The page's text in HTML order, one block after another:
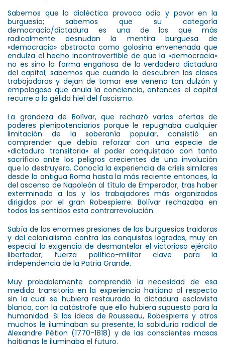
Sabemos que la dialéctica provoca odio y pavor en la
burguesía; sabemos que su categoría
democracia/dictadura es una de las que más
radicalmente desnudan la mentira burguesa de
«democracia» abstracta como golosina envenenada que
endulza el hecho incontrovertible de que la «democracia»
no es sino la forma engañosa de la verdadera dictadura
del capital; sabemos que cuando lo descubren las clases
trabajadoras y dejan de tomar ese veneno tan dulzón y
empalagoso que anula la conciencia, entonces el capital
recurre a la gélida hiel del fascismo.
La grandeza de Bolívar, que rechazó varias ofertas de
poderes plenipotenciarios porque le repugnaba cualquier
limitación de la soberanía popular, consistió en
comprender que debía reforzar con una especie de
«dictadura transitoria» el poder conquistado con tanto
sacrificio ante los peligros crecientes de una involución
que lo destruyera. Conocía la experiencia de crisis similares
desde la antigua Roma hasta la más reciente entonces, la
del ascenso de Napoleón al título de Emperador, tras haber
exterminado a las y los trabajadores más organizados
dirigidos por el gran Robespierre. Bolívar rechazaba en
todos los sentidos esta contrarrevolución.
Sabía de las enormes presiones de las burguesías traidoras
y del colonialismo contra las conquistas logradas, muy en
especial la exigencia de desmantelar el victorioso ejército
libertador, fuerza político-militar clave para la
independencia de la Patria Grande.
Muy probablemente comprendió la necesidad de esa
medida transitoria en la experiencia haitiana al respecto
sin la cual se hubiera restaurado la dictadura esclavista
blanca, con la catástrofe que ello hubiera supuesto para la
humanidad. Si las ideas de Rousseau, Robespierre y otros
muchos le iluminaban su presente, la sabiduría radical de
Alexandre Pétion (1770-1818) y de las conscientes masas
haitianas le iluminaba el futuro.